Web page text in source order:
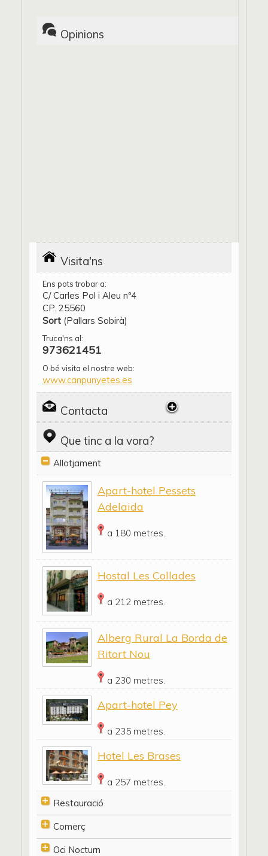
Opinions
Visita'ns
Ens pots trobar a:
C/ Carles Pol i Aleu nº4
CP. 25560
Sort (Pallars Sobirà)
Truca'ns al:
973621451
O bé visita el nostre web:
www.canpunyetes.es
Contacta
Que tinc a la vora?
Allotjament
Apart-hotel Pessets
Adelaida
a 180 metres.
Hostal Les Collades
a 212 metres.
Alberg Rural La Borda de
Ritort Nou
a 230 metres.
Apart-hotel Pey
a 235 metres.
Hotel Les Brases
a 257 metres.
Restauració
Comerç
Oci Nocturn